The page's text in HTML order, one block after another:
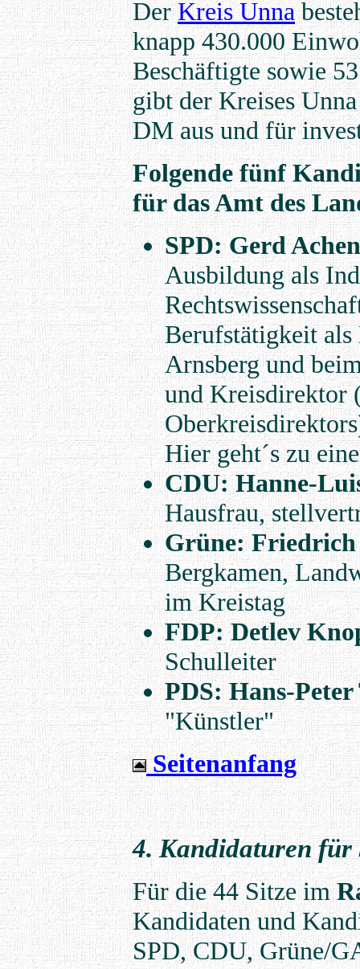
DerKreis Unna
knapp 430.000
Beschäftigte sowie
gibt der Kreises
DM aus und für
Folgende fünf
für das Amt des
SPD: Gerd
Ausbildung als
Berufstätigkeit als
Arnsberg und
und Kreisdirektor
Hier geht´s zu
CDU: Hanne-
Hausfrau,
Grüne:
Bergkamen,
im Kreistag
FDP: Detlev
Schulleiter
PDS: Hans-
"Künstler"
Seitenanfang
4. Kandidaturen für
Für die 44 Sitze im
Kandidaten und
SPD, CDU, Grüne/